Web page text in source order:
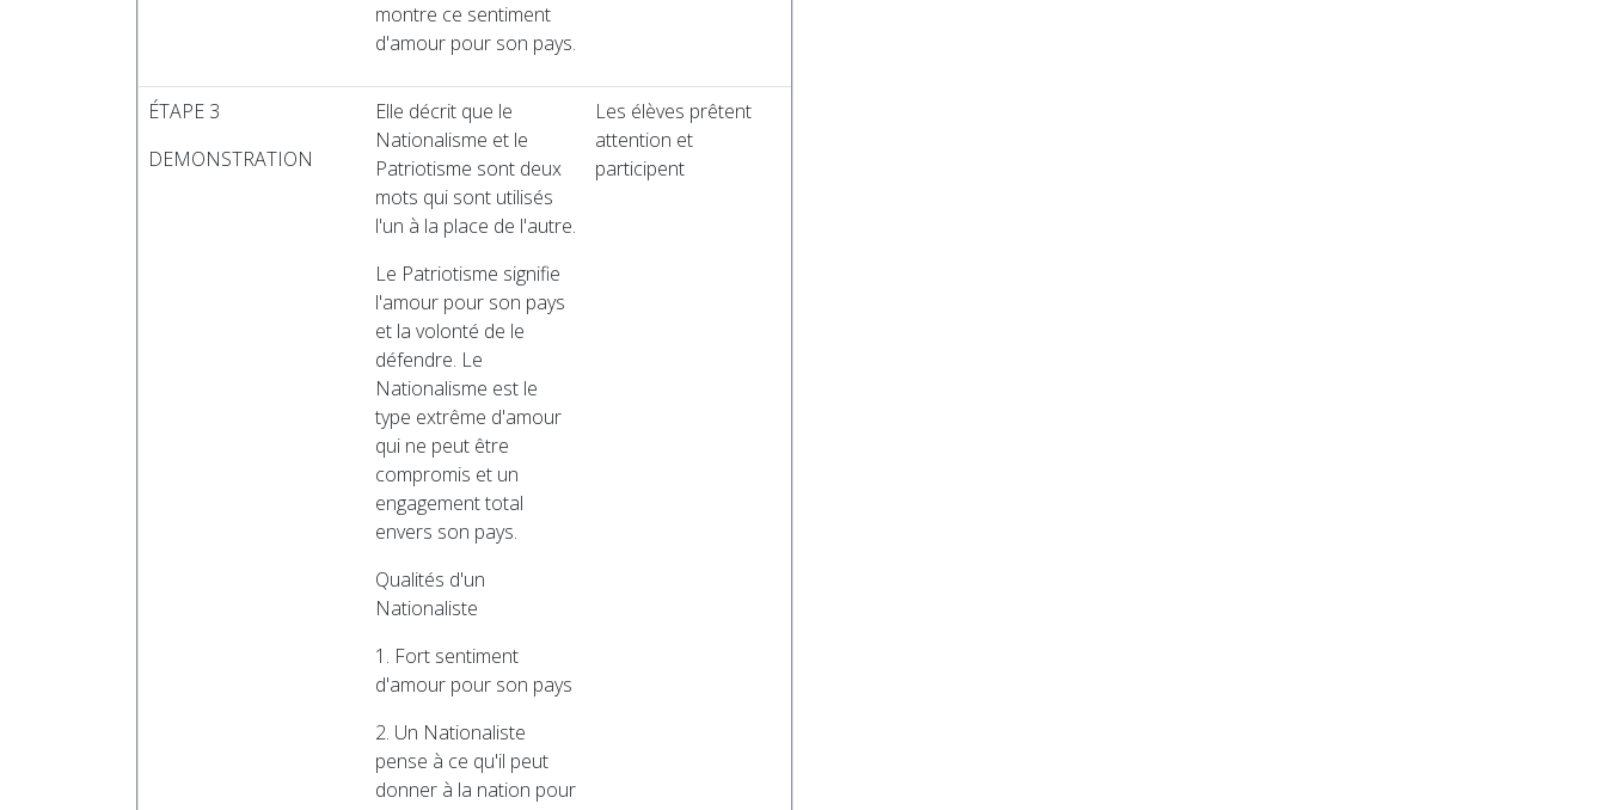
montre ce sentiment
d'amour pour son pays.
ÉTAPE 3
DEMONSTRATION
Elle décrit que le
Nationalisme et le
Patriotisme sont deux
mots qui sont utilisés
l'un à la place de l'autre.
Le Patriotisme signifie
l'amour pour son pays
et la volonté de le
défendre. Le
Nationalisme est le
type extrême d'amour
qui ne peut être
compromis et un
engagement total
envers son pays.
Qualités d'un
Nationaliste
1. Fort sentiment
d'amour pour son pays
2. Un Nationaliste
pense à ce qu'il peut
donner à la nation pour
Les élèves prêtent
attention et
participent